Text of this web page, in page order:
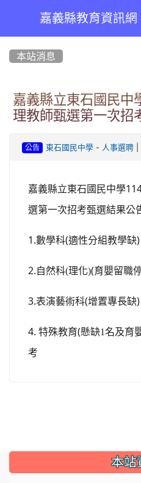
嘉義縣教育資訊網
本站消息
嘉義縣立東石國民中
理教師甄選第一次招
公告 東石國民中學- 人事選聘|
嘉義縣立東石國民中學
選第一次招考甄選結果公
1.數學科(適性分組教學缺)
2.自然科(理化)(育嬰留職
3.表演藝術科(增置專長缺)
4. 特殊教育(懸缺1名及育
考
::: 本站